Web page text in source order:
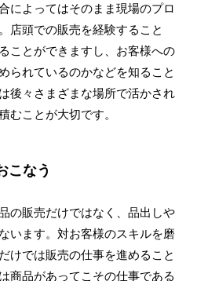
によってはそのまま現場のプロ
店頭での販売を経験すること
ことができますし、お客様への
られているのかなどを知ること
後々さまざまな場所で活かされ
むことが大切です。
こなう
の販売だけではなく、品出しや
います。対お客様のスキルを磨
けでは販売の仕事を進めること
商品があってこその仕事である